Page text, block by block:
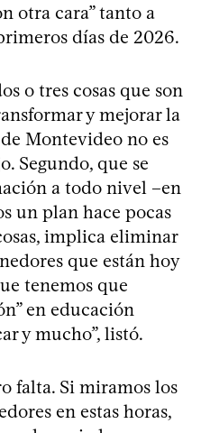
otra cara” tanto a
días de 2026.
o tres cosas que son
y mejorar la
Montevideo no es
Segundo, que se
a todo nivel –en
un plan hace pocas
implica eliminar
que están hoy
tenemos que
en educación
y mucho”, listó.
falta. Si miramos los
en estas horas,